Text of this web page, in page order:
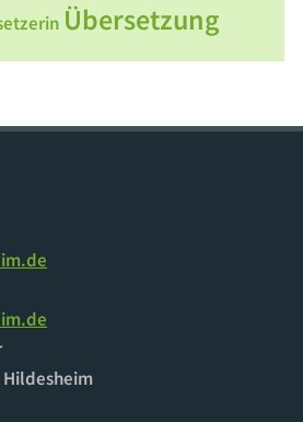
Übersetzung